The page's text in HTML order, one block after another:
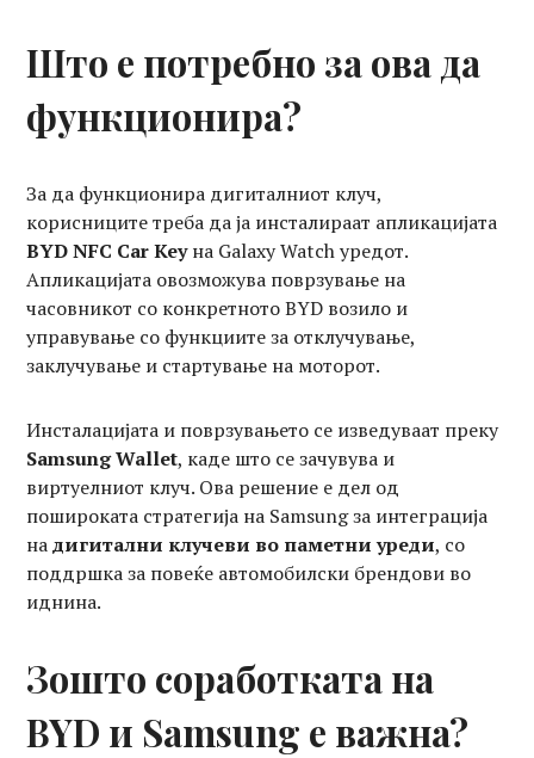
Што е потребно за ова да
функционира?
За да функционира дигиталниот клуч,
корисниците треба да ја инсталираат апликацијата
BYD NFC Car Keyна Galaxy Watch уредот.
Апликацијата овозможува поврзување на
часовникот со конкретното BYD возило и
управување со функциите за отклучување,
заклучување и стартување на моторот.
Инсталацијата и поврзувањето се изведуваат преку
Samsung Wallet, каде што се зачувува и
виртуелниот клуч. Ова решение е дел од
пошироката стратегија на Samsung за интеграција
надигитални клучеви во паметни уреди, со
поддршка за повеќе автомобилски брендови во
иднина.
Зошто соработката на
BYD и Samsung е важнa?